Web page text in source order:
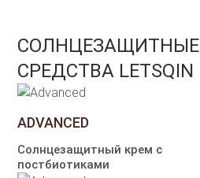
СОЛНЦЕЗАЩИТНЫЕ
СРЕДСТВА LETSQIN
ADVANCED
Солнцезащитный крем с
постбиотиками